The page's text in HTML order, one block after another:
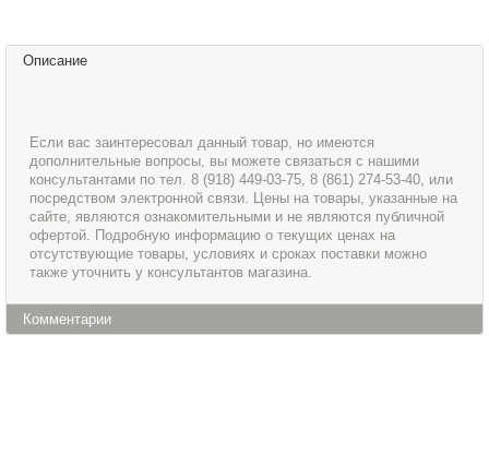
Описание
Если вас заинтересовал данный товар, но имеются
дополнительные вопросы, вы можете связаться с нашими
консультантами по тел. 8 (918) 449-03-75, 8 (861) 274-53-40, или
посредством электронной связи. Цены на товары, указанные на
сайте, являются ознакомительными и не являются публичной
офертой. Подробную информацию о текущих ценах на
отсутствующие товары, условиях и сроках поставки можно
также уточнить у консультантов магазина.
Комментарии